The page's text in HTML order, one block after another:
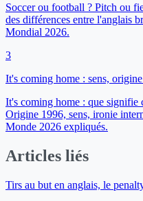
Soccer ou football ? Pitch ou
des différences entre l'anglais
Mondial 2026.
3
It's coming home : sens,
It's coming home : que signifie
Origine 1996, sens, ironie
Monde 2026 expliqués.
Articles liés
Tirs au but en anglais, le